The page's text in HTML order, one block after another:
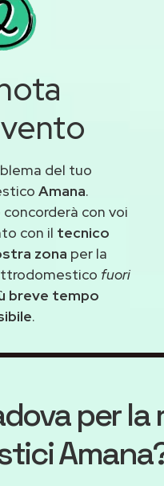
del tuo
Amana.
con voi
con il tecnico
zona per la
fuori
breve tempo
.
per la